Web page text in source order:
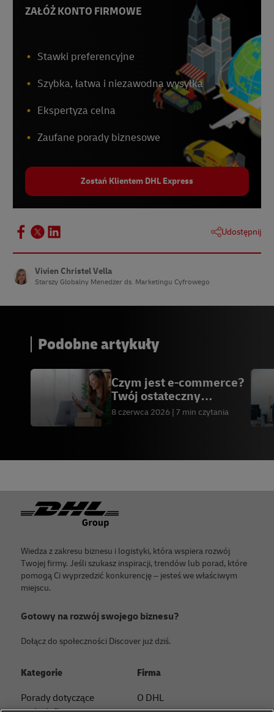
ZAŁÓŻ KONTO FIRMOWE
Stawki preferencyjne
Szybka, łatwa i niezawodna wysyłka
Ekspertyza celna
Zaufane porady biznesowe
Zostań Klientem DHL Express
Udostępnij
Vivien Christel Vella
Starszy Globalny Menedżer ds. Marketingu Cyfrowego
Podobne artykuły
Czym jest e-commerce?
Twój ostateczny
przewodnik
8 czerwca 2026 7 min czytania
Footer
Wiedza z zakresu biznesu i logistyki, która wspiera rozwój
Twojej firmy. Jeśli szukasz inspiracji, trendów lub porad, które
pomogą Ci wyprzedzić konkurencję – jesteś we właściwym
miejscu.
Gotowy na rozwój swojego biznesu?
Dołącz do społeczności Discover już dziś.
Kategorie
Porady dotyczące
Firma
O DHL